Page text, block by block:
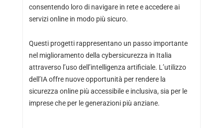
consentendo loro di navigare in rete e accedere ai
servizi online in modo più sicuro.
Questi progetti rappresentano un passo importante
nel miglioramento della cybersicurezza in Italia
attraverso l’uso dell’intelligenza artificiale. L’utilizzo
dell’IA offre nuove opportunità per rendere la
sicurezza online più accessibile e inclusiva, sia per le
imprese che per le generazioni più anziane.